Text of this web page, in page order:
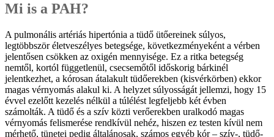
Mi is a PAH?
A pulmonális artériás hipertónia a tüdő ütőereinek súlyos,
legtöbbször életveszélyes betegsége, következményeként a vérben
jelentősen csökken az oxigén mennyisége. Ez a ritka betegség
nemtől, kortól függetlenül, csecsemőtől időskorig bárkinél
jelentkezhet, a kórosan átalakult tüdőerekben (kisvérkörben) ekkor
magas vérnyomás alakul ki. A helyzet súlyosságát jellemzi, hogy 15
évvel ezelőtt kezelés nélkül a túlélést legfeljebb két évben
számolták. A tüdő és a szív közti verőerekben uralkodó magas
vérnyomás felismerése rendkívül nehéz, hiszen ez testen kívül nem
mérhető, tünetei pedig általánosak, számos egyéb kór – szív-, tüdő-